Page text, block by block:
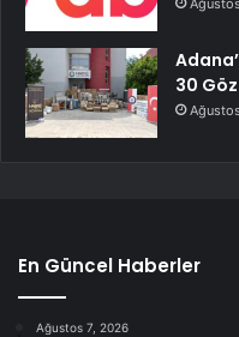
30
En Güncel Haberler
Ağustos 7, 2026